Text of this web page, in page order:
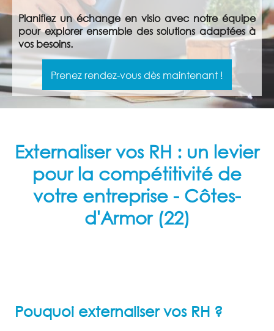
Planifiez un échange en visio avec notre équipe
pour explorer ensemble des solutions adaptées à
vos besoins.
Prenez rendez-vous dès maintenant !
Externaliser vos RH : un levier
pour la compétitivité de
votre entreprise - Côtes-
d'Armor (22)
Pouquoi externaliser vos RH ?